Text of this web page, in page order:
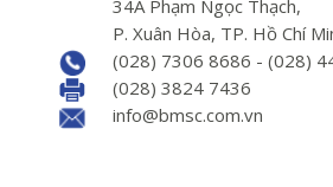
34A Phạm Ngọc Thạch,
P. Xuân Hòa, TP. Hồ Chí
(028) 7306 8686 - (028)
(028) 3824 7436
info@bmsc.com.vn